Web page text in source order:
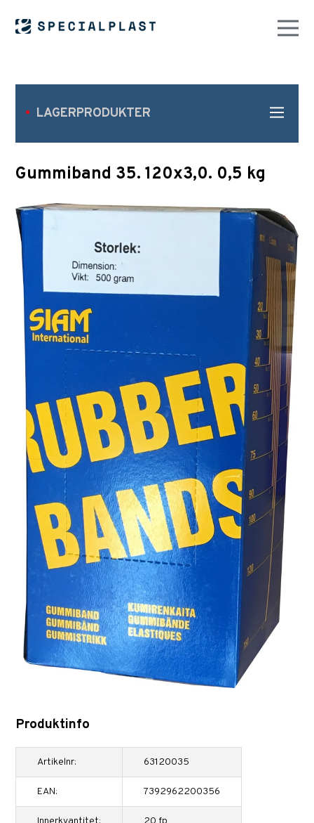
LAGERPRODUKTER
Gummiband 35. 120x3,0. 0,5 kg
Produktinfo
Artikelnr: 63120035
EAN: 7392962200356